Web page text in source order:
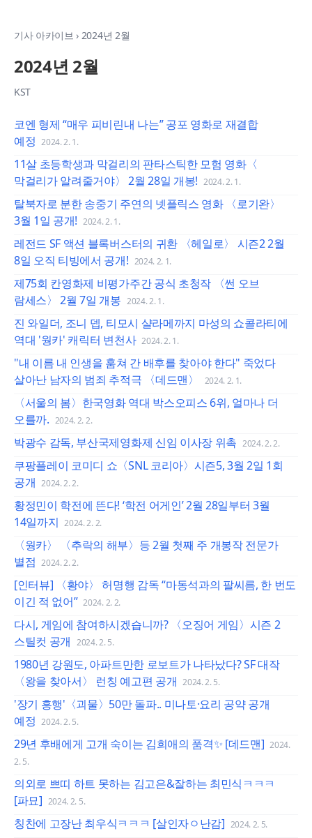
기사 아카이브 › 2024년 2월
2024년 2월
KST
코엔 형제 “매우 피비린내 나는” 공포 영화로 재결합
예정 2024. 2. 1.
11살 초등학생과 막걸리의 판타스틱한 모험 영화〈
막걸리가 알려줄거야〉 2월 28일 개봉! 2024. 2. 1.
탈북자로 분한 송중기 주연의 넷플릭스 영화 〈로기완〉
3월 1일 공개! 2024. 2. 1.
레전드 SF 액션 블록버스터의 귀환 〈헤일로〉 시즌2 2월
8일 오직 티빙에서 공개! 2024. 2. 1.
제75회 칸영화제 비평가주간 공식 초청작 〈썬 오브
람세스〉 2월 7일 개봉 2024. 2. 1.
진 와일더, 조니 뎁, 티모시 샬라메까지 마성의 쇼콜라티에
역대 '웡카' 캐릭터 변천사 2024. 2. 1.
"내 이름 내 인생을 훔쳐 간 배후를 찾아야 한다" 죽었다
살아난 남자의 범죄 추적극 〈데드맨〉
2024. 2. 1.
〈서울의 봄〉한국영화 역대 박스오피스 6위, 얼마나 더
오를까. 2024. 2. 2.
박광수 감독, 부산국제영화제 신임 이사장 위촉 2024. 2. 2.
쿠팡플레이 코미디 쇼〈SNL 코리아〉시즌5, 3월 2일 1회
공개 2024. 2. 2.
황정민이 학전에 뜬다! ‘학전 어게인’ 2월 28일부터 3월
14일까지 2024. 2. 2.
〈웡카〉 〈추락의 해부〉등 2월 첫째 주 개봉작 전문가
별점 2024. 2. 2.
[인터뷰] 〈황야〉 허명행 감독 “마동석과의 팔씨름, 한 번도
이긴 적 없어” 2024. 2. 2.
다시, 게임에 참여하시겠습니까? 〈오징어 게임〉시즌 2
스틸컷 공개 2024. 2. 5.
1980년 강원도, 아파트만한 로보트가 나타났다? SF 대작
〈왕을 찾아서〉 런칭 예고편 공개 2024. 2. 5.
'장기 흥행'〈괴물〉50만 돌파.. 미나토·요리 공약 공개
예정 2024. 2. 5.
29년 후배에게 고개 숙이는 김희애의 품격✨ [데드맨] 2024.
2. 5.
의외로 쁘띠 하트 못하는 김고은&잘하는 최민식ㅋㅋㅋ
[파묘] 2024. 2. 5.
칭찬에 고장난 최우식ㅋㅋㅋ [살인자ㅇ난감] 2024. 2. 5.